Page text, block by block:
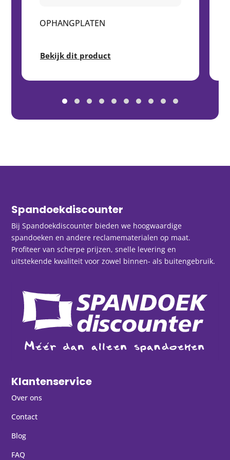
OPHANGPLATEN
Bekijk dit product
Spandoekdiscounter
Bij Spandoekdiscounter bieden we hoogwaardige
spandoeken en andere reclamematerialen op maat.
Profiteer van scherpe prijzen, snelle levering en
uitstekende kwaliteit voor zowel binnen- als buitengebruik.
Klantenservice
Over ons
Contact
Blog
FAQ